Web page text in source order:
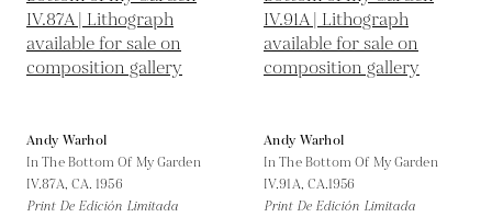
Andy Warhol
In The Bottom Of My Garden
IV.87A, CA. 1956
Print De Edición Limitada
Andy Warhol
In The Bottom Of My Garden
IV.91A, CA.1956
Print De Edición Limitada